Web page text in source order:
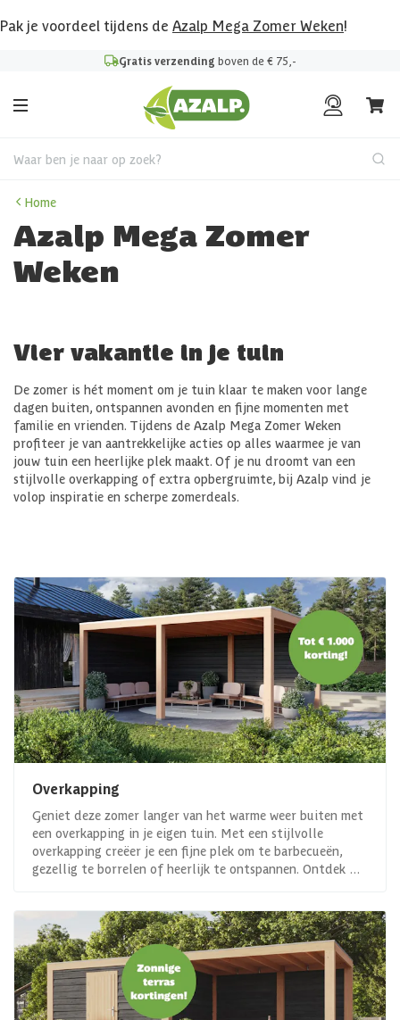
Pak je voordeel tijdens de Azalp Mega Zomer Weken!
Gratis verzending boven de € 75,-
Waar ben je naar op zoek?
Home
Azalp Mega Zomer
Weken
Vier vakantie in je tuin
De zomer is hét moment om je tuin klaar te maken voor lange
dagen buiten, ontspannen avonden en fijne momenten met
familie en vrienden. Tijdens de Azalp Mega Zomer Weken
profiteer je van aantrekkelijke acties op alles waarmee je van
jouw tuin een heerlijke plek maakt. Of je nu droomt van een
stijlvolle overkapping of extra opbergruimte, bij Azalp vind je
volop inspiratie en scherpe zomerdeals.
Overkapping
Geniet deze zomer langer van het warme weer buiten met
een overkapping in je eigen tuin. Met een stijlvolle
overkapping creëer je een fijne plek om te barbecueën,
gezellig te borrelen of heerlijk te ontspannen. Ontdek de